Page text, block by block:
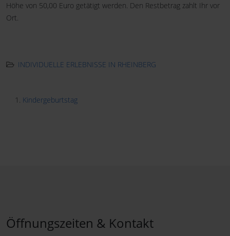
Höhe von 50,00 Euro getätigt werden. Den Restbetrag zahlt Ihr vor
Ort.
INDIVIDUELLE ERLEBNISSE IN RHEINBERG
Kindergeburtstag
Öffnungszeiten & Kontakt